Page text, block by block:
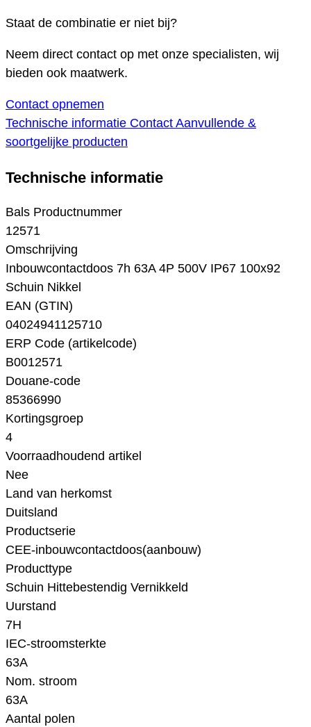
Staat de combinatie er niet bij?
Neem direct contact op met onze specialisten, wij
bieden ook maatwerk.
Contact opnemen
Technische informatie Contact Aanvullende &
soortgelijke producten
Technische informatie
Bals Productnummer
12571
Omschrijving
Inbouwcontactdoos 7h 63A 4P 500V IP67 100x92
Schuin Nikkel
EAN (GTIN)
04024941125710
ERP Code (artikelcode)
B0012571
Douane-code
85366990
Kortingsgroep
4
Voorraadhoudend artikel
Nee
Land van herkomst
Duitsland
Productserie
CEE-inbouwcontactdoos(aanbouw)
Producttype
Schuin Hittebestendig Vernikkeld
Uurstand
7H
IEC-stroomsterkte
63A
Nom. stroom
63A
Aantal polen